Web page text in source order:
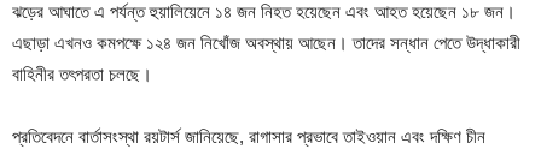
ঝড়ের আঘাতে এ পর্যন্ত হুয়ালিয়েনে ১৪ জন নিহত হয়েছেন এবং আহত হয়েছেন ১৮ জন।
এছাড়া এখনও কমপক্ষে ১২৪ জন নিখোঁজ অবস্থায় আছেন। তাদের সন্ধান পেতে উদ্ধাকারী
বাহিনীর তৎপরতা চলছে।
প্রতিবেদনে বার্তাসংস্থা রয়টার্স জানিয়েছে, রাগাসার প্রভাবে তাইওয়ান এবং দক্ষিণ চীন